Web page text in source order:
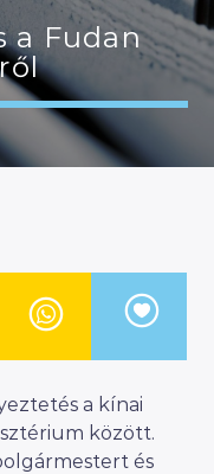
a Fudan
a kínai
között.
és